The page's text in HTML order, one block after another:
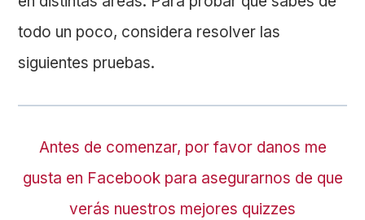
todo un poco, considera resolver las
siguientes pruebas.
Antes de comenzar, por favor danos me
gusta en Facebook para asegurarnos de que
verás nuestros mejores quizzes